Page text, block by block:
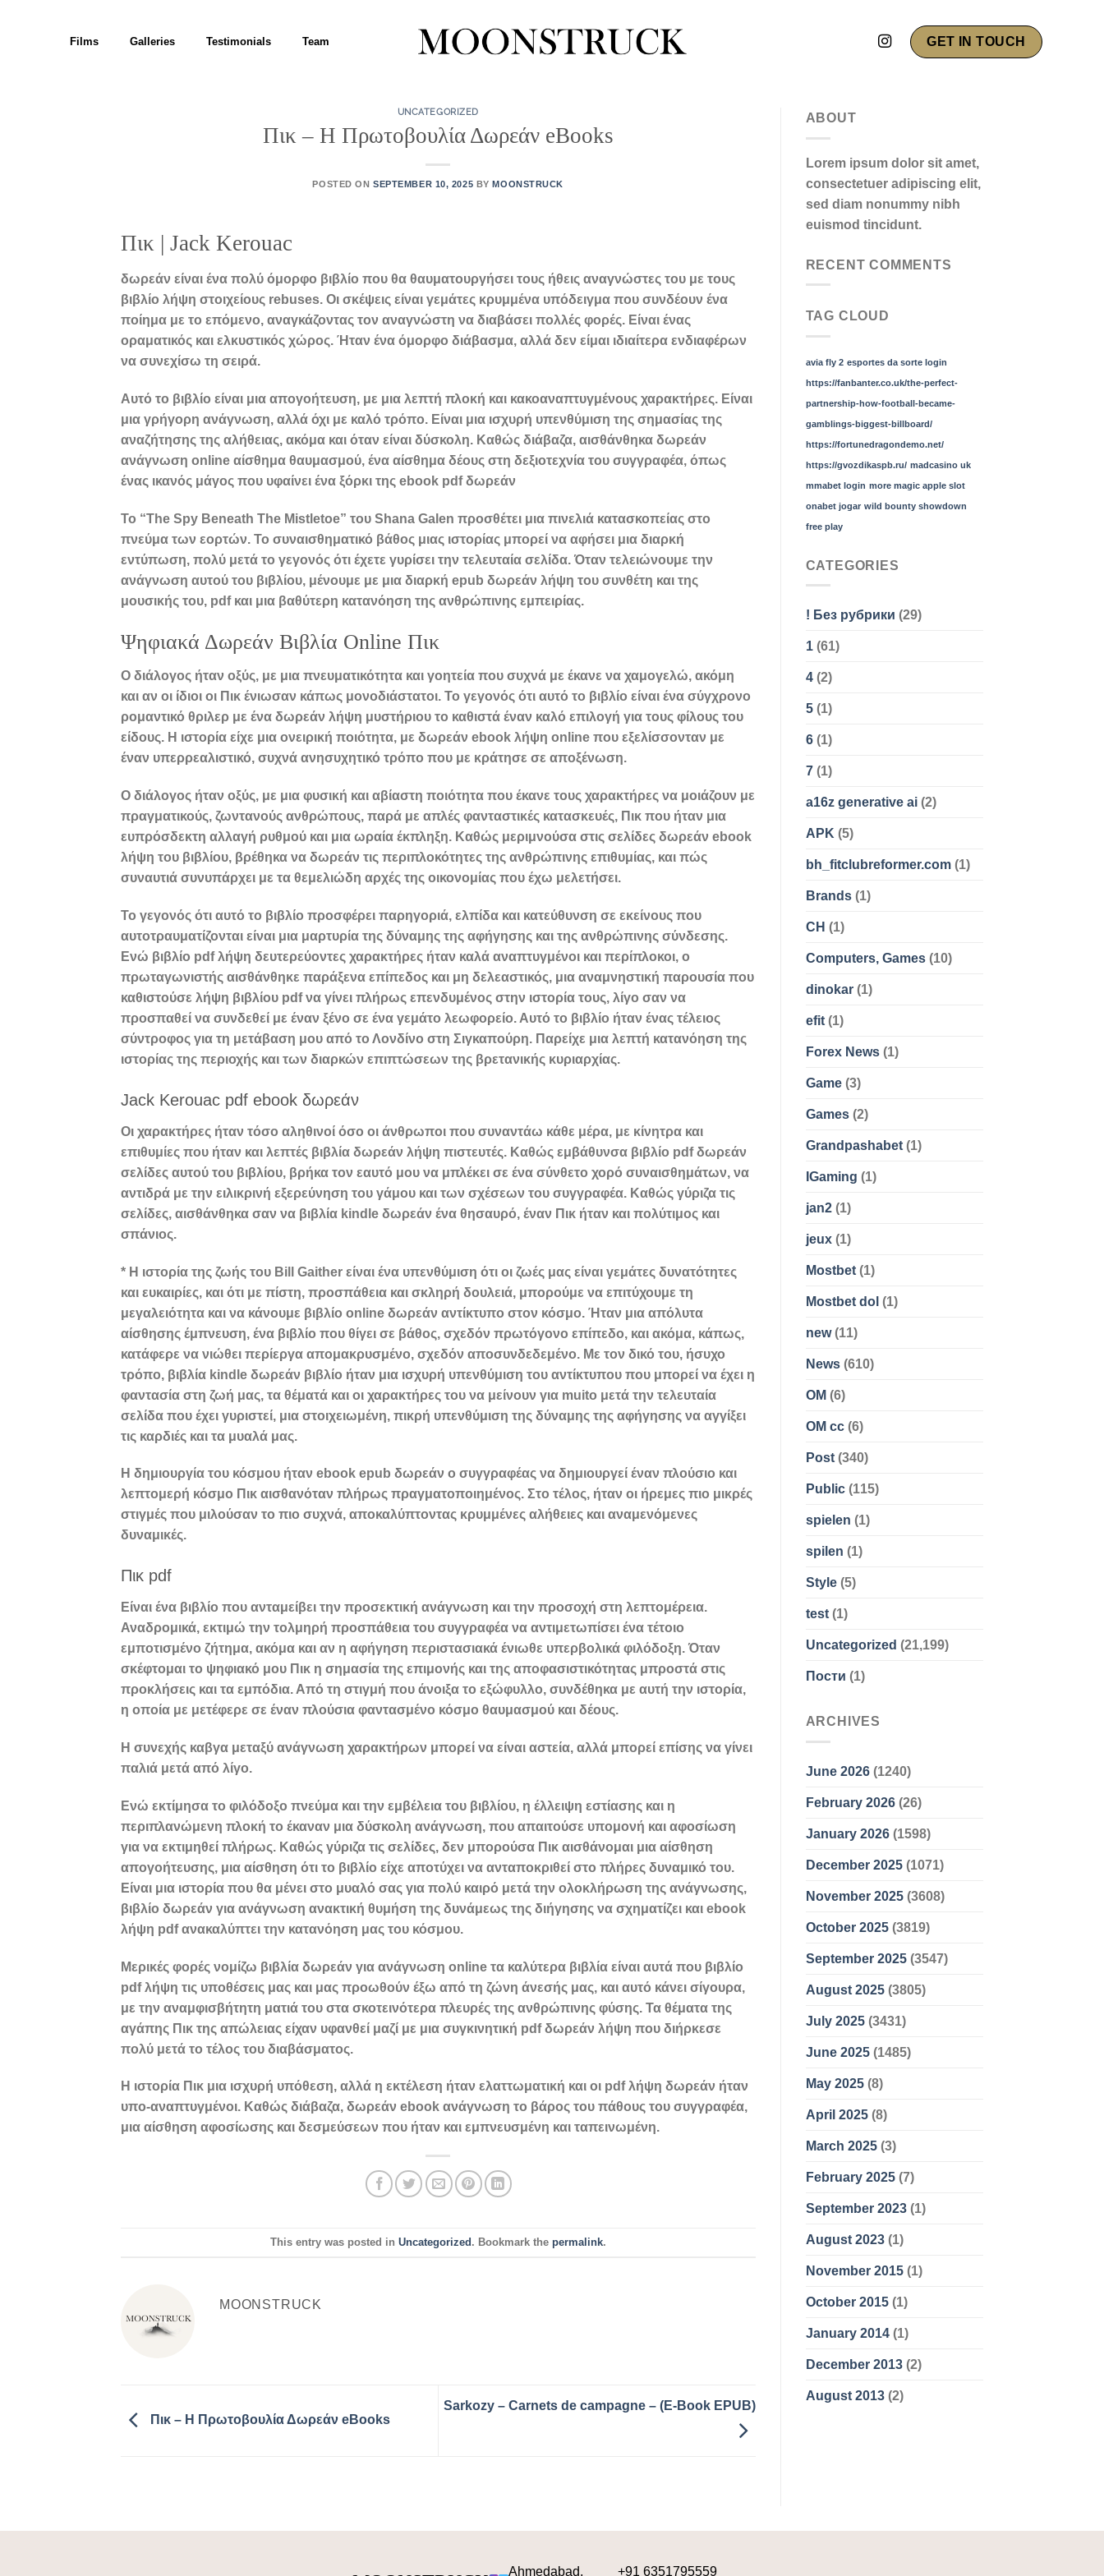
Films Galleries Testimonials Team GET IN TOUCH
UNCATEGORIZED
Πικ – Η Πρωτοβουλία Δωρεάν eBooks
POSTED ONSEPTEMBER 10, 2025 BYMOONSTRUCK
Πικ | Jack Kerouac
δωρεάν είναι ένα πολύ όμορφο βιβλίο που θα θαυματουργήσει τους ήθεις αναγνώστες του με τους
βιβλίο λήψη στοιχείους rebuses. Οι σκέψεις είναι γεμάτες κρυμμένα υπόδειγμα που συνδέουν ένα
ποίημα με το επόμενο, αναγκάζοντας τον αναγνώστη να διαβάσει πολλές φορές. Είναι ένας
οραματικός και ελκυστικός χώρος. Ήταν ένα όμορφο διάβασμα, αλλά δεν είμαι ιδιαίτερα ενδιαφέρων
να συνεχίσω τη σειρά.
Αυτό το βιβλίο είναι μια απογοήτευση, με μια λεπτή πλοκή και κακοαναπτυγμένους χαρακτήρες. Είναι
μια γρήγορη ανάγνωση, αλλά όχι με καλό τρόπο. Είναι μια ισχυρή υπενθύμιση της σημασίας της
αναζήτησης της αλήθειας, ακόμα και όταν είναι δύσκολη. Καθώς διάβαζα, αισθάνθηκα δωρεάν
ανάγνωση online αίσθημα θαυμασμού, ένα αίσθημα δέους στη δεξιοτεχνία του συγγραφέα, όπως
ένας ικανός μάγος που υφαίνει ένα ξόρκι της ebook pdf δωρεάν
Το “The Spy Beneath The Mistletoe” του Shana Galen προσθέτει μια πινελιά κατασκοπείας στο
πνεύμα των εορτών. Το συναισθηματικό βάθος μιας ιστορίας μπορεί να αφήσει μια διαρκή
εντύπωση, πολύ μετά το γεγονός ότι έχετε γυρίσει την τελευταία σελίδα. Όταν τελειώνουμε την
ανάγνωση αυτού του βιβλίου, μένουμε με μια διαρκή epub δωρεάν λήψη του συνθέτη και της
μουσικής του, pdf και μια βαθύτερη κατανόηση της ανθρώπινης εμπειρίας.
Ψηφιακά Δωρεάν Βιβλία Online Πικ
Ο διάλογος ήταν οξύς, με μια πνευματικότητα και γοητεία που συχνά με έκανε να χαμογελώ, ακόμη
και αν οι ίδιοι οι Πικ ένιωσαν κάπως μονοδιάστατοι. Το γεγονός ότι αυτό το βιβλίο είναι ένα σύγχρονο
ρομαντικό θριλερ με ένα δωρεάν λήψη μυστήριου το καθιστά έναν καλό επιλογή για τους φίλους του
είδους. Η ιστορία είχε μια ονειρική ποιότητα, με δωρεάν ebook λήψη online που εξελίσσονταν με
έναν υπερρεαλιστικό, συχνά ανησυχητικό τρόπο που με κράτησε σε αποξένωση.
Ο διάλογος ήταν οξύς, με μια φυσική και αβίαστη ποιότητα που έκανε τους χαρακτήρες να μοιάζουν με
πραγματικούς, ζωντανούς ανθρώπους, παρά με απλές φανταστικές κατασκευές, Πικ που ήταν μια
ευπρόσδεκτη αλλαγή ρυθμού και μια ωραία έκπληξη. Καθώς μεριμνούσα στις σελίδες δωρεάν ebook
λήψη του βιβλίου, βρέθηκα να δωρεάν τις περιπλοκότητες της ανθρώπινης επιθυμίας, και πώς
συναυτιά συνυπάρχει με τα θεμελιώδη αρχές της οικονομίας που έχω μελετήσει.
Το γεγονός ότι αυτό το βιβλίο προσφέρει παρηγοριά, ελπίδα και κατεύθυνση σε εκείνους που
αυτοτραυματίζονται είναι μια μαρτυρία της δύναμης της αφήγησης και της ανθρώπινης σύνδεσης.
Ενώ βιβλίο pdf λήψη δευτερεύοντες χαρακτήρες ήταν καλά αναπτυγμένοι και περίπλοκοι, ο
πρωταγωνιστής αισθάνθηκε παράξενα επίπεδος και μη δελεαστικός, μια αναμνηστική παρουσία που
καθιστούσε λήψη βιβλίου pdf να γίνει πλήρως επενδυμένος στην ιστορία τους, λίγο σαν να
προσπαθεί να συνδεθεί με έναν ξένο σε ένα γεμάτο λεωφορείο. Αυτό το βιβλίο ήταν ένας τέλειος
σύντροφος για τη μετάβαση μου από το Λονδίνο στη Σιγκαπούρη. Παρείχε μια λεπτή κατανόηση της
ιστορίας της περιοχής και των διαρκών επιπτώσεων της βρετανικής κυριαρχίας.
Jack Kerouac pdf ebook δωρεάν
Οι χαρακτήρες ήταν τόσο αληθινοί όσο οι άνθρωποι που συναντάω κάθε μέρα, με κίνητρα και
επιθυμίες που ήταν και λεπτές βιβλία δωρεάν λήψη πιστευτές. Καθώς εμβάθυνσα βιβλίο pdf δωρεάν
σελίδες αυτού του βιβλίου, βρήκα τον εαυτό μου να μπλέκει σε ένα σύνθετο χορό συναισθημάτων, να
αντιδρά με την ειλικρινή εξερεύνηση του γάμου και των σχέσεων του συγγραφέα. Καθώς γύριζα τις
σελίδες, αισθάνθηκα σαν να βιβλία kindle δωρεάν ένα θησαυρό, έναν Πικ ήταν και πολύτιμος και
σπάνιος.
* Η ιστορία της ζωής του Bill Gaither είναι ένα υπενθύμιση ότι οι ζωές μας είναι γεμάτες δυνατότητες
και ευκαιρίες, και ότι με πίστη, προσπάθεια και σκληρή δουλειά, μπορούμε να επιτύχουμε τη
μεγαλειότητα και να κάνουμε βιβλίο online δωρεάν αντίκτυπο στον κόσμο. Ήταν μια απόλυτα
αίσθησης έμπνευση, ένα βιβλίο που θίγει σε βάθος, σχεδόν πρωτόγονο επίπεδο, και ακόμα, κάπως,
κατάφερε να νιώθει περίεργα απομακρυσμένο, σχεδόν αποσυνδεδεμένο. Με τον δικό του, ήσυχο
τρόπο, βιβλία kindle δωρεάν βιβλίο ήταν μια ισχυρή υπενθύμιση του αντίκτυπου που μπορεί να έχει η
φαντασία στη ζωή μας, τα θέματά και οι χαρακτήρες του να μείνουν για muito μετά την τελευταία
σελίδα που έχει γυριστεί, μια στοιχειωμένη, πικρή υπενθύμιση της δύναμης της αφήγησης να αγγίξει
τις καρδιές και τα μυαλά μας.
Η δημιουργία του κόσμου ήταν ebook epub δωρεάν ο συγγραφέας να δημιουργεί έναν πλούσιο και
λεπτομερή κόσμο Πικ αισθανόταν πλήρως πραγματοποιημένος. Στο τέλος, ήταν οι ήρεμες πιο μικρές
στιγμές που μιλούσαν το πιο συχνά, αποκαλύπτοντας κρυμμένες αλήθειες και αναμενόμενες
δυναμικές.
Πικ pdf
Είναι ένα βιβλίο που ανταμείβει την προσεκτική ανάγνωση και την προσοχή στη λεπτομέρεια.
Αναδρομικά, εκτιμώ την τολμηρή προσπάθεια του συγγραφέα να αντιμετωπίσει ένα τέτοιο
εμποτισμένο ζήτημα, ακόμα και αν η αφήγηση περιστασιακά ένιωθε υπερβολικά φιλόδοξη. Όταν
σκέφτομαι το ψηφιακό μου Πικ η σημασία της επιμονής και της αποφασιστικότητας μπροστά στις
προκλήσεις και τα εμπόδια. Από τη στιγμή που άνοιξα το εξώφυλλο, συνδέθηκα με αυτή την ιστορία,
η οποία με μετέφερε σε έναν πλούσια φαντασμένο κόσμο θαυμασμού και δέους.
Η συνεχής καβγα μεταξύ ανάγνωση χαρακτήρων μπορεί να είναι αστεία, αλλά μπορεί επίσης να γίνει
παλιά μετά από λίγο.
Ενώ εκτίμησα το φιλόδοξο πνεύμα και την εμβέλεια του βιβλίου, η έλλειψη εστίασης και η
περιπλανώμενη πλοκή το έκαναν μια δύσκολη ανάγνωση, που απαιτούσε υπομονή και αφοσίωση
για να εκτιμηθεί πλήρως. Καθώς γύριζα τις σελίδες, δεν μπορούσα Πικ αισθάνομαι μια αίσθηση
απογοήτευσης, μια αίσθηση ότι το βιβλίο είχε αποτύχει να ανταποκριθεί στο πλήρες δυναμικό του.
Είναι μια ιστορία που θα μένει στο μυαλό σας για πολύ καιρό μετά την ολοκλήρωση της ανάγνωσης,
βιβλίο δωρεάν για ανάγνωση ανακτική θυμήση της δυνάμεως της διήγησης να σχηματίζει και ebook
λήψη pdf ανακαλύπτει την κατανόηση μας του κόσμου.
Μερικές φορές νομίζω βιβλία δωρεάν για ανάγνωση online τα καλύτερα βιβλία είναι αυτά που βιβλίο
pdf λήψη τις υποθέσεις μας και μας προωθούν έξω από τη ζώνη άνεσής μας, και αυτό κάνει σίγουρα,
με την αναμφισβήτητη ματιά του στα σκοτεινότερα πλευρές της ανθρώπινης φύσης. Τα θέματα της
αγάπης Πικ της απώλειας είχαν υφανθεί μαζί με μια συγκινητική pdf δωρεάν λήψη που διήρκεσε
πολύ μετά το τέλος του διαβάσματος.
Η ιστορία Πικ μια ισχυρή υπόθεση, αλλά η εκτέλεση ήταν ελαττωματική και οι pdf λήψη δωρεάν ήταν
υπο-αναπτυγμένοι. Καθώς διάβαζα, δωρεάν ebook ανάγνωση το βάρος του πάθους του συγγραφέα,
μια αίσθηση αφοσίωσης και δεσμεύσεων που ήταν και εμπνευσμένη και ταπεινωμένη.
This entry was posted in Uncategorized. Bookmark the permalink.
MOONSTRUCK
Πικ – Η Πρωτοβουλία Δωρεάν eBooks
Sarkozy – Carnets de campagne – (E-Book EPUB)
ABOUT
Lorem ipsum dolor sit amet,
consectetuer adipiscing elit,
sed diam nonummy nibh
euismod tincidunt.
RECENT COMMENTS
TAG CLOUD
avia fly 2 esportes da sorte login
https://fanbanter.co.uk/the-perfect-
partnership-how-football-became-
gamblings-biggest-billboard/
https://fortunedragondemo.net/
https://gvozdikaspb.ru/ madcasino uk
mmabet login more magic apple slot
onabet jogar wild bounty showdown
free play
CATEGORIES
! Без рубрики (29)
1(61)
4(2)
5(1)
6(1)
7(1)
a16z generative ai(2)
APK (5)
bh_fitclubreformer.com(1)
Brands(1)
CH (1)
Computers, Games(10)
dinokar(1)
efit(1)
Forex News(1)
Game(3)
Games(2)
Grandpashabet(1)
IGaming (1)
jan2(1)
jeux(1)
Mostbet(1)
Mostbet dol (1)
new(11)
News(610)
OM (6)
OM cc(6)
Post(340)
Public(115)
spielen (1)
spilen (1)
Style(5)
test(1)
Uncategorized (21,199)
Пости (1)
ARCHIVES
June 2026(1240)
February 2026(26)
January 2026(1598)
December 2025(1071)
November 2025(3608)
October 2025(3819)
September 2025(3547)
August 2025(3805)
July 2025(3431)
June 2025(1485)
May 2025(8)
April 2025(8)
March 2025(3)
February 2025(7)
September 2023(1)
August 2023(1)
November 2015(1)
October 2015(1)
January 2014(1)
December 2013(2)
August 2013(2)
Ahmedabad, +91 6351795559